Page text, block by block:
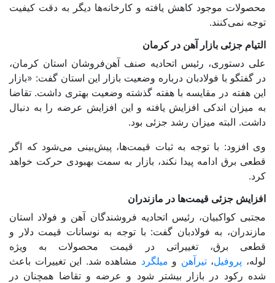
محصولات موجود کاهش یافته و کارخانه‌ها دیگر به دقت کیفیت
توجه نمی‌کنند.
التیام جزئی بازار آهن در کرمان
علی دستوری، رئیس اتحادیه صنف آهن‌فروشان استان کرمان،
در گفتگو با فولادبان درباره وضعیت بازار این استان گفت: «بازار
این هفته در مقایسه با هفته گذشته وضعیت بهتری داشت. تقاضا
به میزان اندکی افزایش یافته و این افزایش عرضه را به دنبال
داشت. البته میزان رشد جزئی بود.
وی افزود: با توجه به ثبات قیمت‌ها، پیش‌بینی می‌شود که اگر
قطعی برق ادامه پیدا نکند، بازار به سمت بهبودی حرکت خواهد
کرد.
افزایش جزئی قیمت‌ها در مازندران
مجتبی کواکبیان، رئیس اتحادیه فروشندگان آهن و فولاد استان
مازندران، به فولادبان گفت: با توجه به نوسانات قیمت دلار
و
قطعی برق، تغییراتی در قیمت محصولات به ویژه
لوله، پروفیل، تیرآهن و میلگرد مشاهده شد. این تغییرات باعث
شده رکود در بازار بیشتر شود و عرضه و تقاضا همچنان در